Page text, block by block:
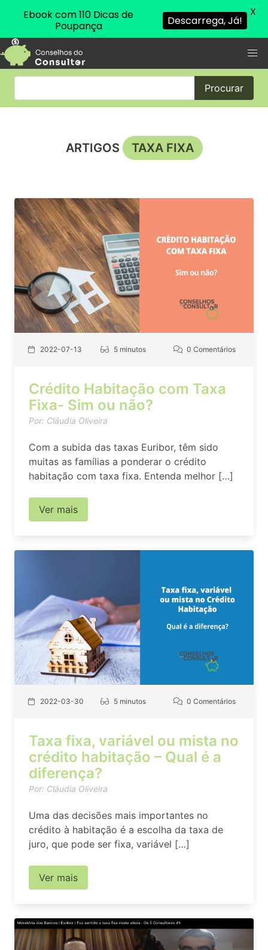
Procurar
ARTIGOS TAXA FIXA
2022-07-13 5 minutos 0 Comentários
Crédito Habitação com Taxa
Fixa- Sim ou não?
Por: Cláudia Oliveira
Com a subida das taxas Euribor, têm sido
muitas as famílias a ponderar o crédito
habitação com taxa fixa. Entenda melhor […]
Ver mais
2022-03-30 5 minutos 0 Comentários
Taxa fixa, variável ou mista no
crédito habitação – Qual é a
diferença?
Por: Cláudia Oliveira
Uma das decisões mais importantes no
crédito à habitação é a escolha da taxa de
juro, que pode ser fixa, variável […]
Ver mais
Ebook com 110 Dicas de
Poupança
Descarrega, Já!
X